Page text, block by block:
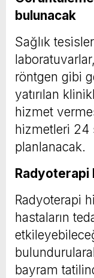
bulunacak
Sağlık
röntgen gibi
yatırılan
hizmet
hizmetleri 24
planlanacak.
Radyoterapi
Radyoterapi
hastaların
bayram